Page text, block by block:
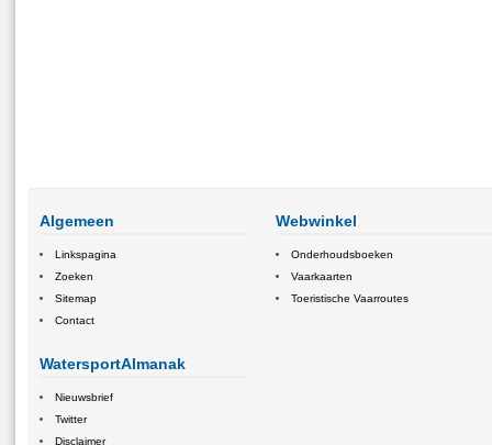
Algemeen
Linkspagina
Zoeken
Sitemap
Contact
WatersportAlmanak
Nieuwsbrief
Twitter
Disclaimer
Webwinkel
Onderhoudsboeken
Vaarkaarten
Toeristische Vaarroutes